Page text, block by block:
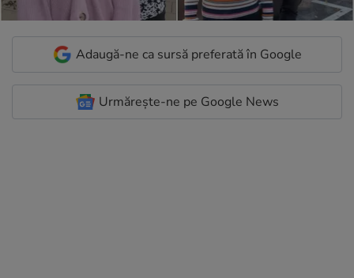
Adaugă-ne ca sursă preferată în Google
Urmărește-ne pe Google News